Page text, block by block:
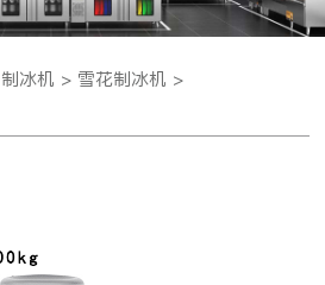
制冰机 > 雪花制冰机 >